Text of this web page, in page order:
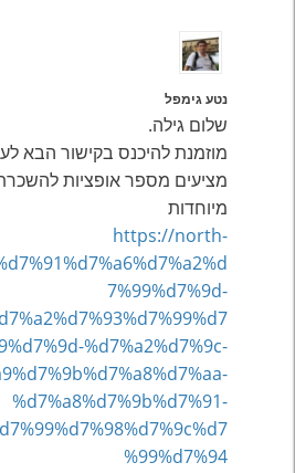
נטע גימפל
שלום גילה.
מוזמנת להיכנס בקישור הבא
מציעים מספר אופציות
מיוחדות
https://north-
7%99%d7%9d-
%d7%a2%d7%9c-
%d7%a8%d7%9b%d7%91-
%99%d7%94